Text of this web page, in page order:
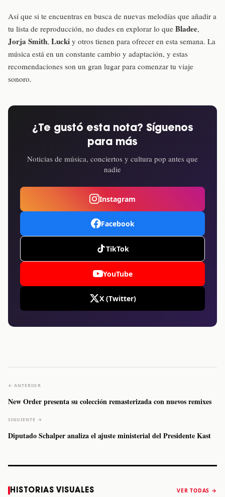
Así que si te encuentras en busca de nuevas melodías que añadir a
tu lista de reproducción, no dudes en explorar lo que Bladee,
Jorja Smith, Lucki y otros tienen para ofrecer en esta semana. La
música está en un constante cambio y adaptación, y estas
recomendaciones son un gran lugar para comenzar tu viaje
sonoro.
¿Te gustó esta nota? Síguenos
para más
Noticias de música, conciertos y cultura pop antes que
nadie
Instagram
Facebook
TikTok
YouTube
X (Twitter)
← ANTERIOR
New Order presenta su colección remasterizada con nuevos remixes
SIGUIENTE →
Diputado Schalper analiza el ajuste ministerial del Presidente Kast
HISTORIAS VISUALES VER TODAS →
Caifanes regresa
a Monterrey el
Fallece Felipe
Staiti, guitarrista
anuncia “Reality